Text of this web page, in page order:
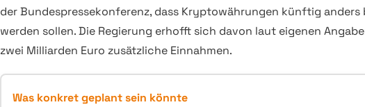
der Bundespressekonferenz, dass Kryptowährungen künftig anders
werden sollen. Die Regierung erhofft sich davon laut eigenen
zwei Milliarden Euro zusätzliche Einnahmen.
Was konkret geplant sein könnte